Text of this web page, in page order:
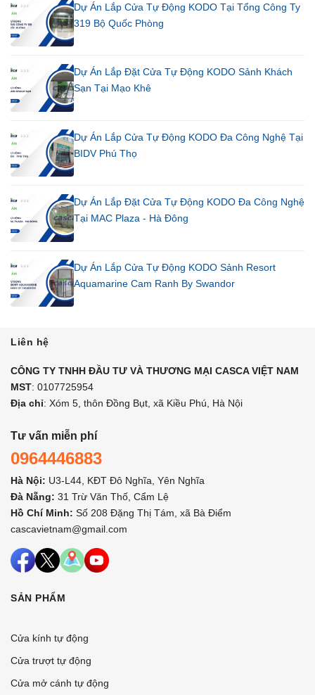
Dự Án Lắp Cửa Tự Động KODO Tại Tổng Công Ty
319 Bộ Quốc Phòng
Dự Án Lắp Đặt Cửa Tự Động KODO Sảnh Khách
Sạn Tại Mạo Khê
Dự Án Lắp Cửa Tự Động KODO Đa Công Nghệ Tại
BIDV Phú Thọ
Dự Án Lắp Đặt Cửa Tự Động KODO Đa Công Nghệ
Tại MAC Plaza - Hà Đông
Dự Án Lắp Cửa Tự Động KODO Sảnh Resort
Aquamarine Cam Ranh By Swandor
Liên hệ
CÔNG TY TNHH ĐẦU TƯ VÀ THƯƠNG MẠI CASCA VIỆT NAM
MST: 0107725954
Địa chỉ: Xóm 5, thôn Đồng Bụt, xã Kiều Phú, Hà Nội
Tư vấn miễn phí
0964446883
Hà Nội: U3-L44, KĐT Đô Nghĩa, Yên Nghĩa
Đà Nẵng: 31 Trừ Văn Thố, Cẩm Lệ
Hồ Chí Minh: Số 208 Đặng Thị Tám, xã Bà Điểm
cascavietnam@gmail.com
SẢN PHẨM
Cửa kính tự động
Cửa trượt tự động
Cửa mở cánh tự động